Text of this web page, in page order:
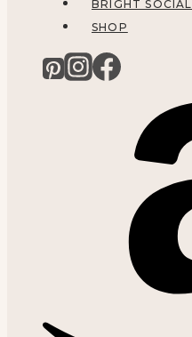
BRIGHT SOCIAL
SHOP